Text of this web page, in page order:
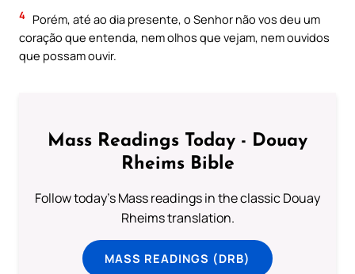
4 Porém, até ao dia presente, o Senhor não vos deu um
coração que entenda, nem olhos que vejam, nem ouvidos
que possam ouvir.
Mass Readings Today - Douay
Rheims Bible
Follow today's Mass readings in the classic Douay
Rheims translation.
MASS READINGS (DRB)